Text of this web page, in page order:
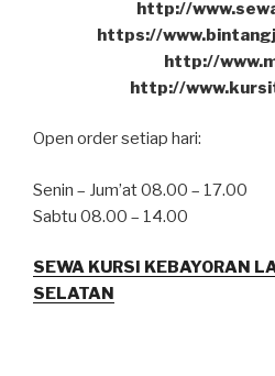
http://
https://
http://
http://
Open order setiap hari:
Senin – Jum’at 08.00 – 17.00
Sabtu 08.00 – 14.00
SEWA KURSI KEBAYORAN
SELATAN